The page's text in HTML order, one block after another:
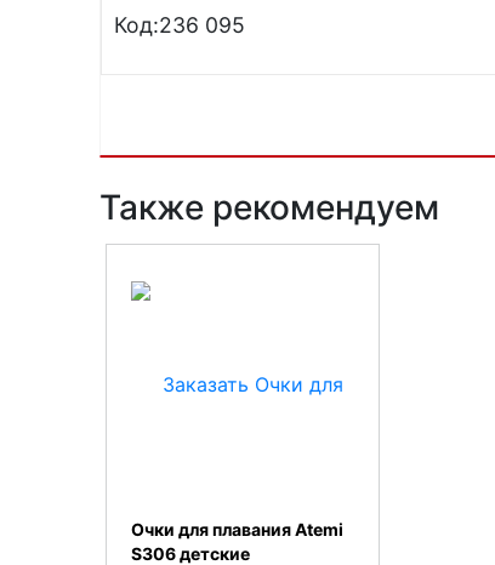
Код:236 095
Также рекомендуем
Очки для плавания Atemi
S306 детские